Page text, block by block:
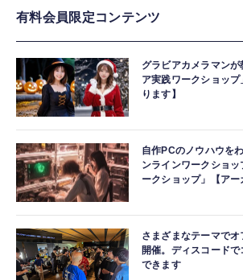
有料会員限定コンテンツ
グラビアカメラマン
ア実践ワークショッ
ります】
自作PCのノウハウを
ンラインワークショ
ークショップ」【アー
さまざまなテーマで
開催。ディスコード
できます